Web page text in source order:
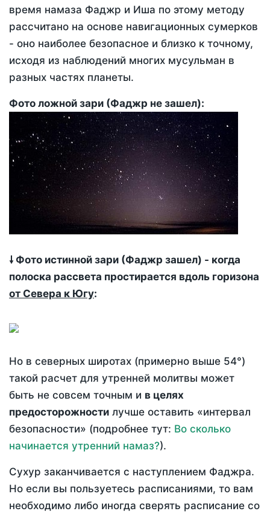
время намаза Фаджр и Иша по этому методу
рассчитано на основе навигационных сумерков
- оно наиболее безопасное и близко к точному,
исходя из наблюдений многих мусульман в
разных частях планеты.
Фото ложной зари (Фаджр не зашел):
🠗 Фото истинной зари (Фаджр зашел) - когда
полоска рассвета простирается вдоль горизона
от Севера к Югу:
Но в северных широтах (примерно выше 54°)
такой расчет для утренней молитвы может
быть не совсем точным и в целях
предосторожности лучше оставить «интервал
безопасности» (подробнее тут: Во сколько
начинается утренний намаз?).
Сухур заканчивается с наступлением Фаджра.
Но если вы пользуетесь расписаниями, то вам
необходимо либо иногда сверять расписание со